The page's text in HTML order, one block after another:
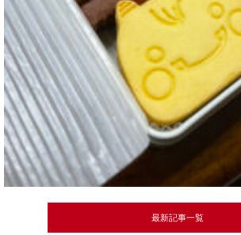
最新記事一覧